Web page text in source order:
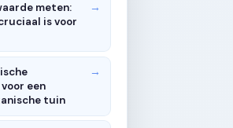
meten:
is voor
een
tuin